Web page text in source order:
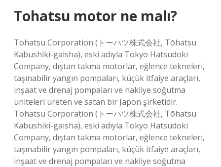
Tohatsu motor ne malı?
Tohatsu Corporation (トーハツ株式会社, Tōhatsu
Kabushiki-gaisha), eski adıyla Tokyo Hatsudoki
Company, dıştan takma motorlar, eğlence tekneleri,
taşınabilir yangın pompaları, küçük itfaiye araçları,
inşaat ve drenaj pompaları ve nakliye soğutma
üniteleri üreten ve satan bir Japon şirketidir.
Tohatsu Corporation (トーハツ株式会社, Tōhatsu
Kabushiki-gaisha), eski adıyla Tokyo Hatsudoki
Company, dıştan takma motorlar, eğlence tekneleri,
taşınabilir yangın pompaları, küçük itfaiye araçları,
inşaat ve drenaj pompaları ve nakliye soğutma